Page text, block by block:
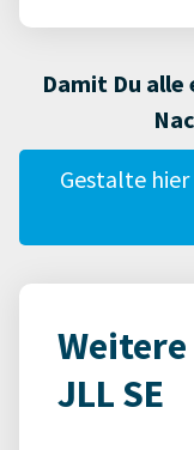
Damit Du
Gestalte
JLL SE